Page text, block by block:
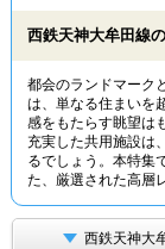
西鉄天神大牟田線
都会のランドマーク
は、単なる住まいを
感をもたらす眺望は
充実した共用施設は
るでしょう。本特集
た、厳選された高層
西鉄天神大